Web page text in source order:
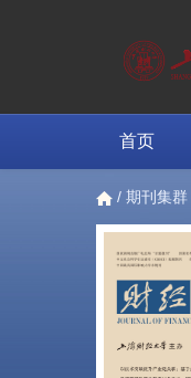
首页
/ 期刊集群